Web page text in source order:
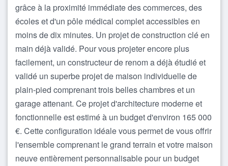
grâce à la proximité immédiate des commerces, des
écoles et d'un pôle médical complet accessibles en
moins de dix minutes. Un projet de construction clé en
main déjà validé. Pour vous projeter encore plus
facilement, un constructeur de renom a déjà étudié et
validé un superbe projet de maison individuelle de
plain-pied comprenant trois belles chambres et un
garage attenant. Ce projet d'architecture moderne et
fonctionnelle est estimé à un budget d'environ 165 000
€. Cette configuration idéale vous permet de vous offrir
l'ensemble comprenant le grand terrain et votre maison
neuve entièrement personnalisable pour un budget